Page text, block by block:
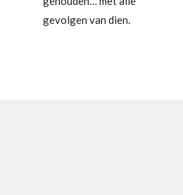
gevolgen van dien.